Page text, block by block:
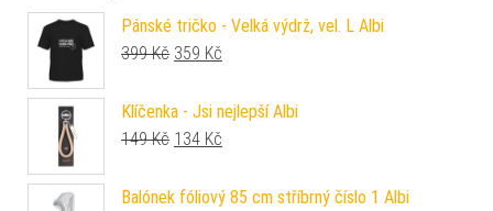
Pánské tričko - Velká výdrž, vel. L Albi
399Kč Původní cena byla: 399 Kč.
359 Kč
Klíčenka - Jsi nejlepší Albi
149Kč Původní cena byla: 149 Kč.
134 Kč
Balónek fóliový 85 cm stříbrný číslo 1 Albi